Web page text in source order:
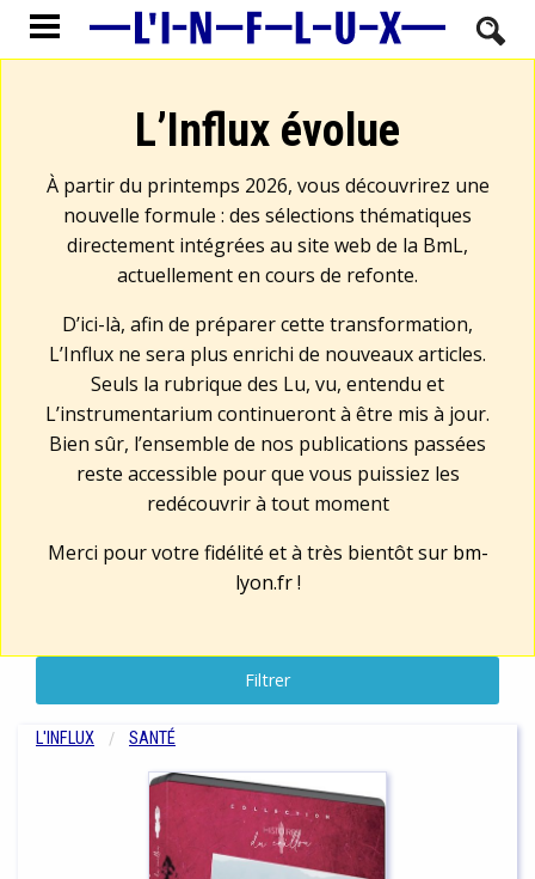
L’Influx évolue
À partir du printemps 2026, vous découvrirez une
nouvelle formule : des sélections thématiques
directement intégrées au site web de la BmL,
actuellement en cours de refonte.
D’ici-là, afin de préparer cette transformation,
L’Influx ne sera plus enrichi de nouveaux articles.
Seuls la rubrique des Lu, vu, entendu et
L’instrumentarium continueront à être mis à jour.
Bien sûr, l’ensemble de nos publications passées
reste accessible pour que vous puissiez les
redécouvrir à tout moment
Merci pour votre fidélité et à très bientôt sur bm-
lyon.fr!
Filtrer
L'INFLUX SANTÉ